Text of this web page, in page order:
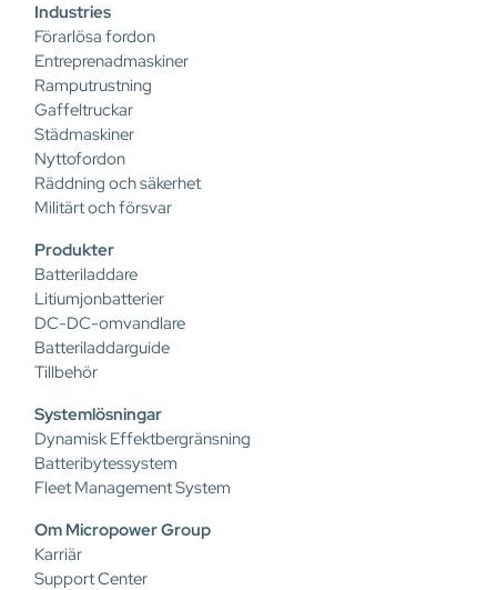
Industries
Förarlösa fordon
Entreprenadmaskiner
Ramputrustning
Gaffeltruckar
Städmaskiner
Nyttofordon
Räddning och säkerhet
Militärt och försvar
Produkter
Batteriladdare
Litiumjonbatterier
DC-DC-omvandlare
Batteriladdarguide
Tillbehör
Systemlösningar
Dynamisk Effektbergränsning
Batteribytessystem
Fleet Management System
Om Micropower Group
Karriär
Support Center